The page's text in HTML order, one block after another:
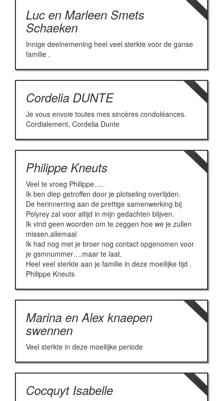
Luc en Marleen Smets
Schaeken
Innige deelnemening heel veel sterkte voor de ganse
familie .
Cordelia DUNTE
Je vous envoie toutes mes sincères condoléances.
Cordialement, Cordelia Dunte
Philippe Kneuts
Veel te vroeg Philippe….
Ik ben diep getroffen door je plotseling overlijden.
De herinnerring aan de prettige samenwerking bij
Polyrey zal voor altijd in mijn gedachten blijven.
Ik vind geen woorden om te zeggen hoe we je zullen
missen,allemaal
Ik had nog met je broer nog contact opgenomen voor
je gsmnummer….maar te laat.
Heel veel sterkte aan je familie in deze moeilijke tijd .
Philippe Kneuts
Marina en Alex knaepen
swennen
Veel sterkte in deze moeilijke periode
Cocquyt Isabelle